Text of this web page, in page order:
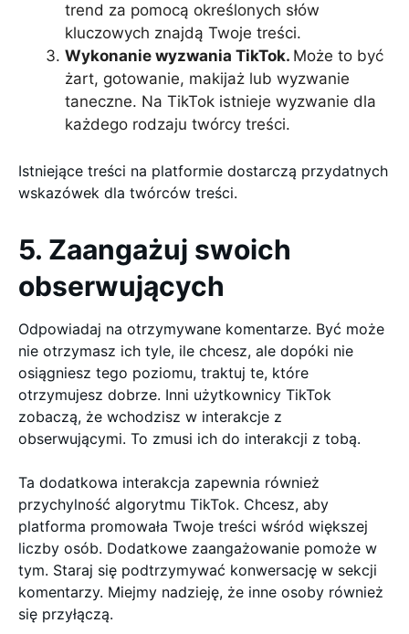
trend za pomocą określonych słów
kluczowych znajdą Twoje treści.
Wykonanie wyzwania TikTok. Może to być
żart, gotowanie, makijaż lub wyzwanie
taneczne. Na TikTok istnieje wyzwanie dla
każdego rodzaju twórcy treści.
Istniejące treści na platformie dostarczą przydatnych
wskazówek dla twórców treści.
5. Zaangażuj swoich
obserwujących
Odpowiadaj na otrzymywane komentarze. Być może
nie otrzymasz ich tyle, ile chcesz, ale dopóki nie
osiągniesz tego poziomu, traktuj te, które
otrzymujesz dobrze. Inni użytkownicy TikTok
zobaczą, że wchodzisz w interakcje z
obserwującymi. To zmusi ich do interakcji z tobą.
Ta dodatkowa interakcja zapewnia również
przychylność algorytmu TikTok. Chcesz, aby
platforma promowała Twoje treści wśród większej
liczby osób. Dodatkowe zaangażowanie pomoże w
tym. Staraj się podtrzymywać konwersację w sekcji
komentarzy. Miejmy nadzieję, że inne osoby również
się przyłączą.